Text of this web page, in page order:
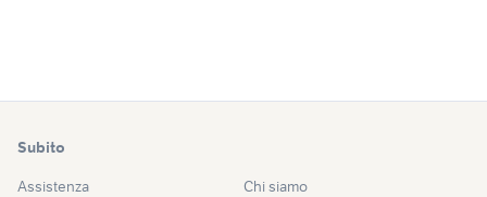
Subito
Assistenza
Chi siamo